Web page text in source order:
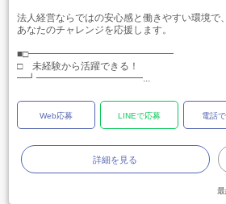
法人経営ならではの安心感と働きやすい環境で、
あなたのチャレンジを応援します。
■□━━━━━━━━━━━━━━━
□ 未経験から活躍できる！
━┛━━━━━━━━━━━...
Web応募 LINEで応募 電話
詳細を見る
最